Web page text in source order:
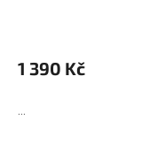
1 390 Kč
...